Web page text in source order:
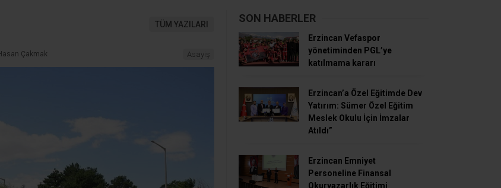
TÜM YAZILARI
Çakmak Asayiş
SON HABERLER
Erzincan Vefaspor
yönetiminden PGL’ye
katılmama kararı
Erzincan’a Özel Eğitimde Dev
Yatırım: Sümer Özel Eğitim
Meslek Okulu İçin İmzalar
Atıldı”
Erzincan Emniyet
Personeline Finansal
Okuryazarlık Eğitimi